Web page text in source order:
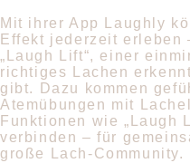
Mit ihrer App Laughly
Effekt jederzeit erleben
„Laugh Lift“, einer
richtiges Lachen
gibt. Dazu kommen
Atemübungen mit
Funktionen wie „Laugh
verbinden – für
große Lach-Community.